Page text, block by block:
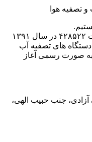
تصفیه هوا
شرکت هولیوان صنعت آریا به شماره ثبت ۴۲۸۵۲۲ در سال ۱۳۹۱
های تصفیه آب
به صورت رسمی آغاز
آزادی، جنب حبیب الهی،